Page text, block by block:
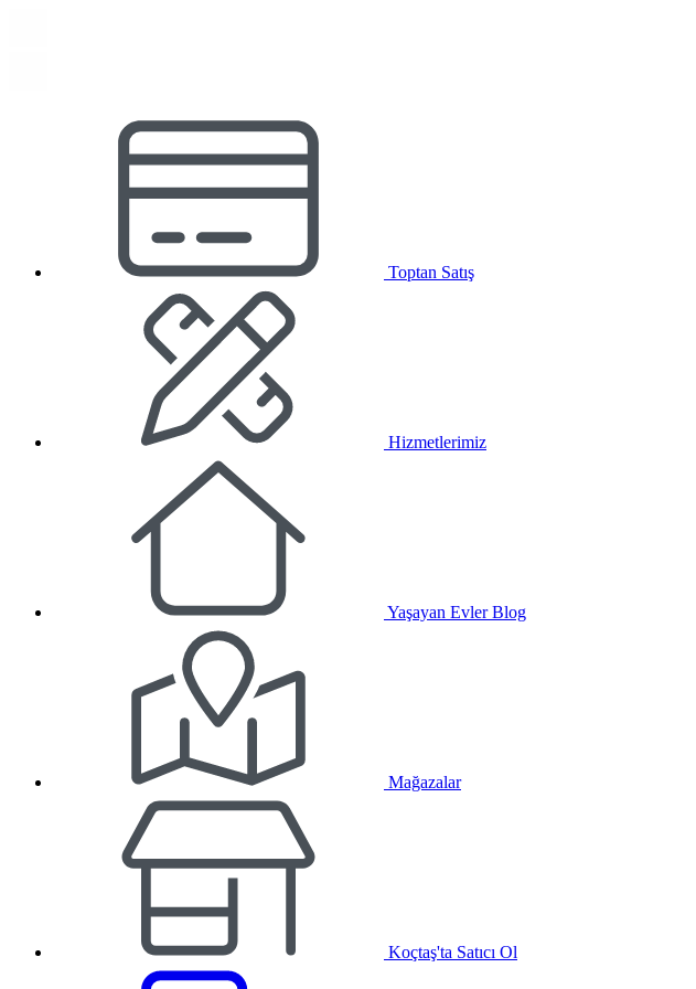
Toptan Satış
Hizmetlerimiz
Yaşayan Evler Blog
Mağazalar
Koçtaş'ta Satıcı Ol